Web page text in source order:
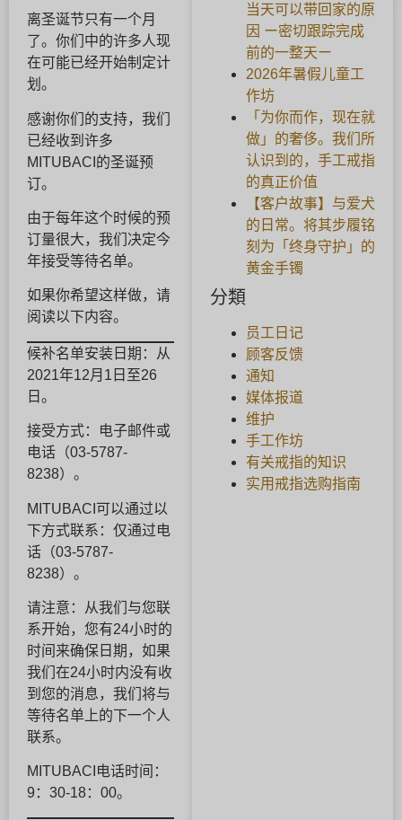
离圣诞节只有一个月
了。你们中的许多人现
在可能已经开始制定计
划。
感谢你们的支持，我们
已经收到许多
MITUBACI的圣诞预
订。
由于每年这个时候的预
订量很大，我们决定今
年接受等待名单。
如果你希望这样做，请
阅读以下内容。
候补名单安装日期：从
2021年12月1日至26
日。
接受方式：电子邮件或
电话（03-5787-
8238）。
MITUBACI可以通过以
下方式联系：仅通过电
话（03-5787-
8238）。
请注意：从我们与您联
系开始，您有24小时的
时间来确保日期，如果
我们在24小时内没有收
到您的消息，我们将与
等待名单上的下一个人
联系。
MITUBACI电话时间：
9：30-18：00。
当天可以带回家的原
因 ー密切跟踪完成
前的一整天ー
2026年暑假儿童工
作坊
「为你而作，现在就
做」的奢侈。我们所
认识到的，手工戒指
的真正价值
【客户故事】与爱犬
的日常。将其步履铭
刻为「终身守护」的
黄金手镯
分類
员工日记
顾客反馈
通知
媒体报道
维护
手工作坊
有关戒指的知识
实用戒指选购指南